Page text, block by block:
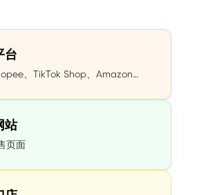
台
、TikTok Shop、Amazon…
站
页面